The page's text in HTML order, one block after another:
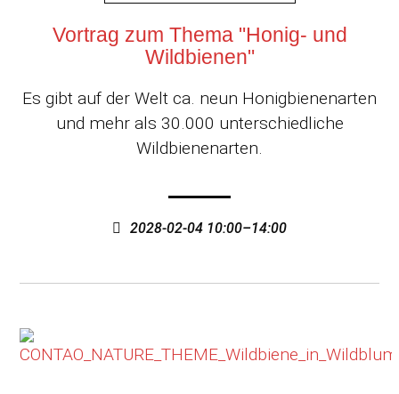
Vortrag zum Thema "Honig- und
Wildbienen"
Es gibt auf der Welt ca. neun Honigbienenarten
und mehr als 30.000 unterschiedliche
Wildbienenarten.
2028-02-04 10:00–14:00